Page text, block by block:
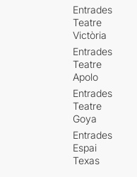
Entrades
Teatre
Victòria
Entrades
Teatre
Apolo
Entrades
Teatre
Goya
Entrades
Espai
Texas